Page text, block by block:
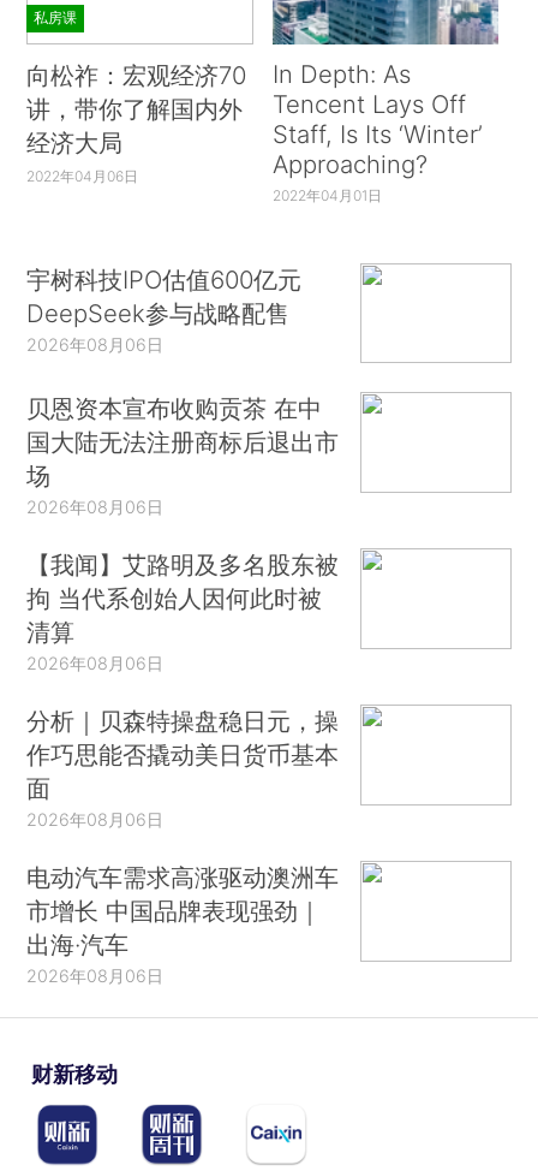
私房课
向松祚：宏观经济70
讲，带你了解国内外
经济大局
2022年04月06日
In Depth: As
Tencent Lays Off
Staff, Is Its ‘Winter’
Approaching?
2022年04月01日
宇树科技IPO估值600亿元
DeepSeek参与战略配售
2026年08月06日
贝恩资本宣布收购贡茶 在中
国大陆无法注册商标后退出市
场
2026年08月06日
【我闻】艾路明及多名股东被
拘 当代系创始人因何此时被
清算
2026年08月06日
分析｜贝森特操盘稳日元，操
作巧思能否撬动美日货币基本
面
2026年08月06日
电动汽车需求高涨驱动澳洲车
市增长 中国品牌表现强劲｜
出海·汽车
2026年08月06日
财新移动